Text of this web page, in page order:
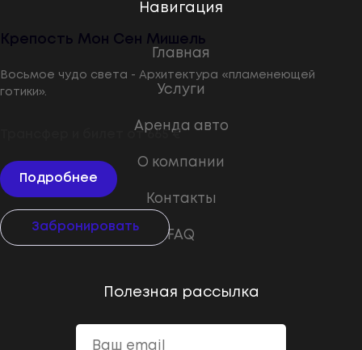
Крепость Мон Сен Мишель
Восьмое чудо света - Архитектура «пламенеющей
готики».
Трансфер и билет от665€
Подробнее
Забронировать
Навигация
Главная
Услуги
Аренда авто
О компании
Контакты
FAQ
Полезная рассылка